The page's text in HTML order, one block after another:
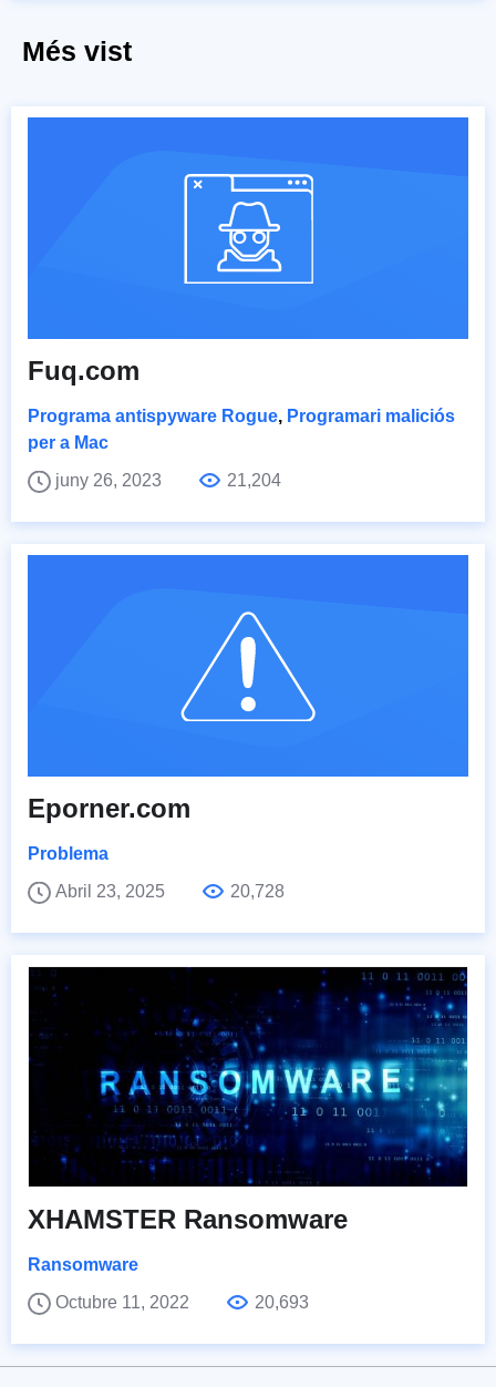
Més vist
Fuq.com
Programa antispyware Rogue, Programari maliciós
per a Mac
juny 26, 2023
21,204
Eporner.com
Problema
Abril 23, 2025
20,728
XHAMSTER Ransomware
Ransomware
Octubre 11, 2022
20,693